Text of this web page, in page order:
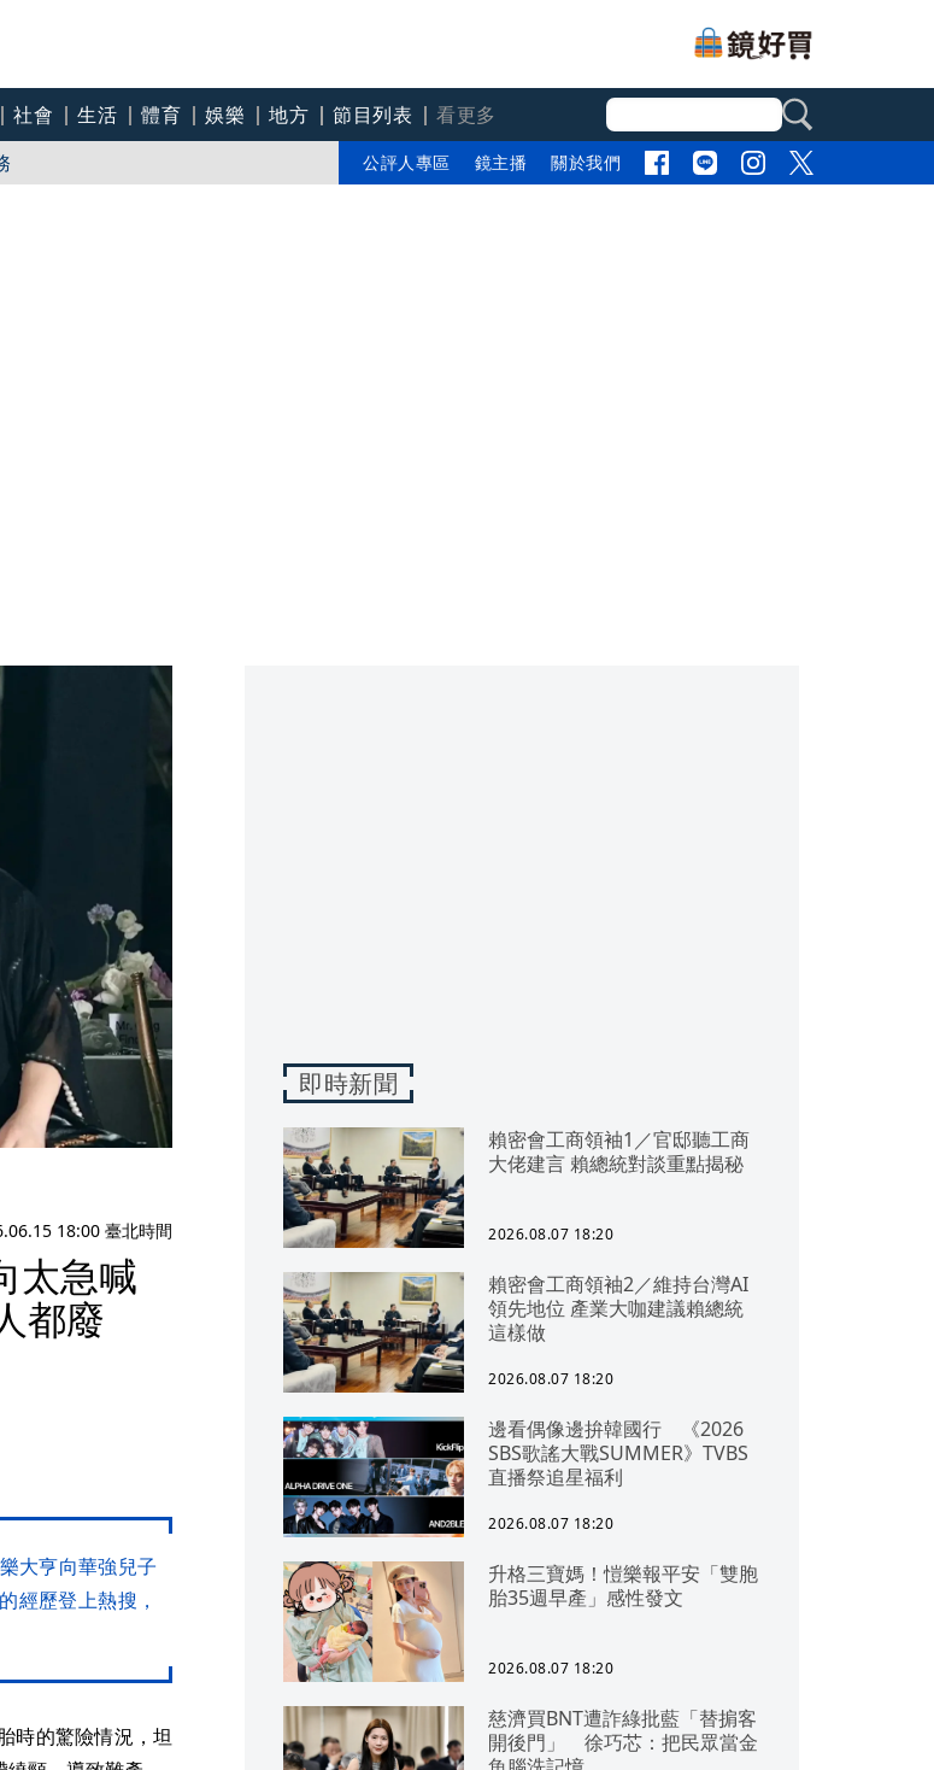
社會 生活 體育 娛樂 地方 節目列表
看更多
」震碎三觀
公評人專區 鏡主播 關於我們
18:00 臺北時間
太急喊
都廢
大亨向華強兒子
經歷登上熱搜，
時的驚險情況，坦
即時新聞
賴密會工商領袖1／官邸聽工商
大佬建言 賴總統對談重點揭秘
2026.08.07 18:20
賴密會工商領袖2／維持台灣AI
領先地位 產業大咖建議賴總統
這樣做
2026.08.07 18:20
邊看偶像邊拚韓國行 《2026
SBS歌謠大戰SUMMER》TVBS
直播祭追星福利
2026.08.07 18:20
升格三寶媽！愷樂報平安「雙胞
胎35週早產」感性發文
2026.08.07 18:20
慈濟買BNT遭詐綠批藍「替掮客
開後門」 徐巧芯：把民眾當金